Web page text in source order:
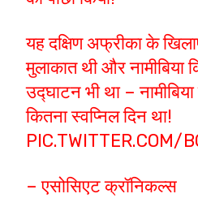
यह दक्षिण अफ्रीका के
मुलाकात थी और नामीबिया
उद्घाटन भी था –
कितना स्वप्निल दिन था!
PIC.TWITTER.COM/
– एसोसिएट क्रॉनिकल्स